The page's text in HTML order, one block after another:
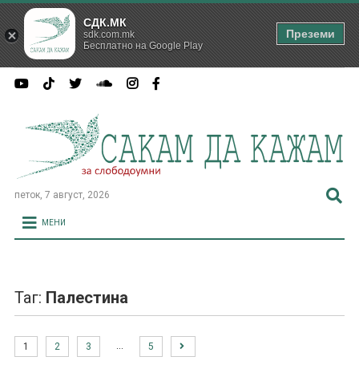
петок, 7 август, 2026
МЕНИ
Таг: Палестина
1 2 3 5
СДК.МК
sdk.com.mk
Бесплатно на Google Play
Преземи